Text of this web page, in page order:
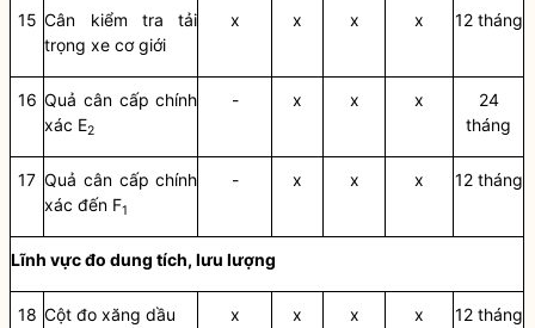
15 Cân kiểm tratải
trọng xe cơ giới
x x x x 12 tháng
16 Quả cân cấp chính
xác E2
- x x x
24
tháng
17 Quả cân cấp chính
xác đến F1
- x x x 12 tháng
Lĩnh vực đo dung tích, lưu lượng
18 Cột đo xăng dầu x x x x 12 tháng